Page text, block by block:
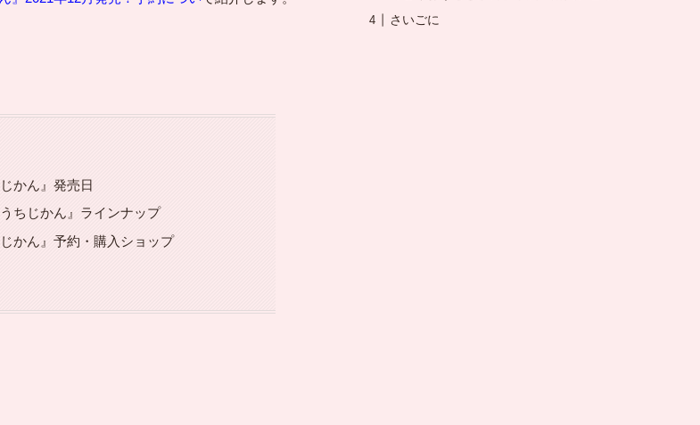
かん』発売日
ちじかん』ラインナップ
かん』予約・購入ショップ
さいごに